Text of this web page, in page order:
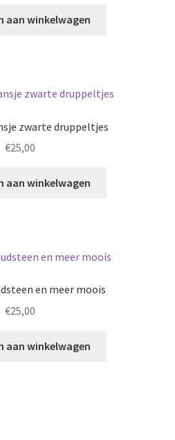
aan winkelwagen
zwarte druppeltjes
€25,00
aan winkelwagen
en meer moois
€25,00
aan winkelwagen